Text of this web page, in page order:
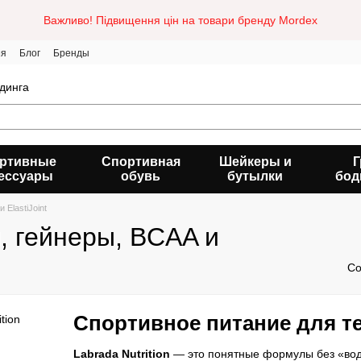
Важливо! Підвищення цін на товари бренду Mordex
Блог Бренды
Спортивная
обувь
Шейкеры и
бутылки
ElastiJoint
BCAA и
Спортивное питание для
Labrada Nutrition — это понятные формулы без